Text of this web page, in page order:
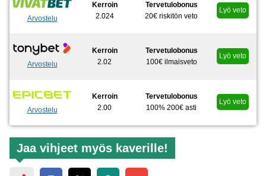
Arvostelu
Kerroin
2.024
Tervetulobonus
20€ riskitön veto
Lyö veto
Arvostelu
Kerroin
2.02
Tervetulobonus
100€ ilmaisveto
Lyö veto
Arvostelu
Kerroin
2.00
Tervetulobonus
100% 200€ asti
Lyö veto
Jaa vihjeet myös kaverille!